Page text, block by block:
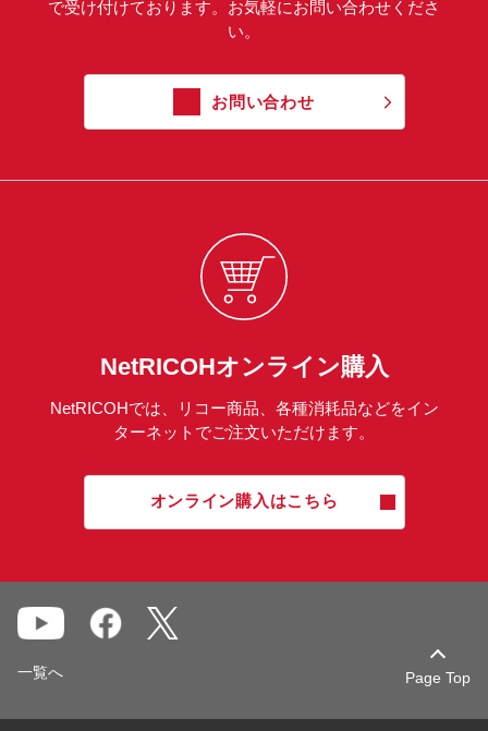
で受け付けております。お気軽にお問い合わせくださ
い。
お問い合わせ
NetRICOHオンライン購入
NetRICOHでは、リコー商品、各種消耗品などをイン
ターネットでご注文いただけます。
オンライン購入はこちら
Page Top
一覧へ